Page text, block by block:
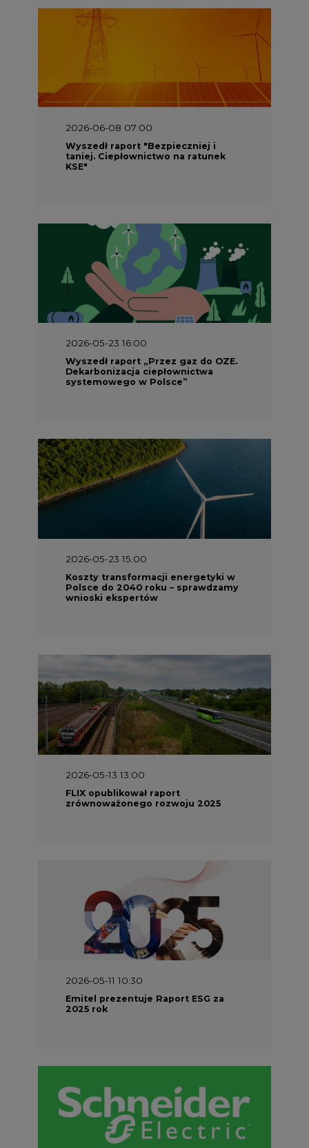
2026-06-08 07:00
Wyszedł raport "Bezpieczniej i
taniej. Ciepłownictwo na ratunek
KSE"
2026-05-23 16:00
Wyszedł raport „Przez gaz do OZE.
Dekarbonizacja ciepłownictwa
systemowego w Polsce”
2026-05-23 15:00
Koszty transformacji energetyki w
Polsce do 2040 roku – sprawdzamy
wnioski ekspertów
2026-05-13 13:00
FLIX opublikował raport
zrównoważonego rozwoju 2025
2026-05-11 10:30
Emitel prezentuje Raport ESG za
2025 rok